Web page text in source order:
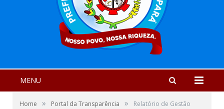
MENU
Home » Portal da Transparência » Relatório de Gestão